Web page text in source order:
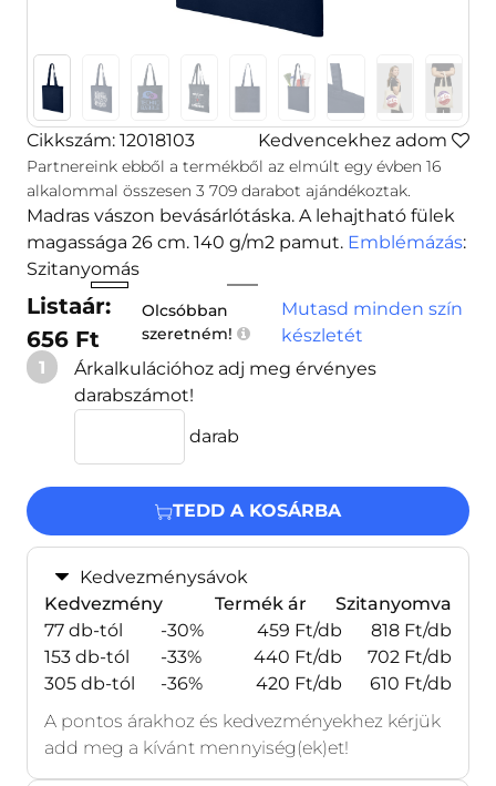
Cikkszám: 12018103 Kedvencekhez adom
Partnereink ebből a termékből az elmúlt egy évben 16
alkalommal összesen 3 709 darabot ajándékoztak.
Madras vászon bevásárlótáska. A lehajtható fülek
magassága 26 cm. 140 g/m2 pamut. Emblémázás:
Szitanyomás
Listaár:
656 Ft
Olcsóbban
szeretném!
Mutasd minden szín
készletét
1
Árkalkulációhoz adj meg érvényes
darabszámot!
darab
TEDD A KOSÁRBA
Kedvezménysávok
Kedvezmény
Termék ár
Szitanyomva
77 db-tól
-30% 459 Ft/db
818 Ft/db
153 db-tól
-33% 440 Ft/db
702 Ft/db
305 db-tól
-36% 420 Ft/db
610 Ft/db
A pontos árakhoz és kedvezményekhez kérjük
add meg a kívánt mennyiség(ek)et!